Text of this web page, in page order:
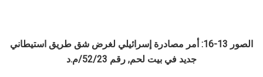
الصور 13-16: أمر مصادرة إسرائيلي لغرض شق طريق استيطاني
جديد في بيت لحم, رقم 52/23/م.د